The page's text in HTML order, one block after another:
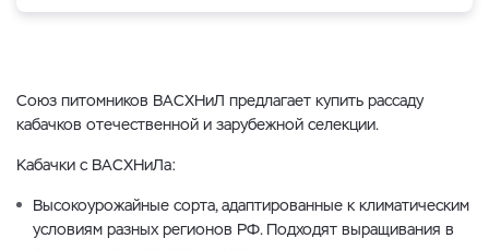
Союз питомников ВАСХНиЛ предлагает купить рассаду
кабачков отечественной и зарубежной селекции.
Кабачки с ВАСХНиЛа:
Высокоурожайные сорта, адаптированные к климатическим
условиям разных регионов РФ. Подходят выращивания в